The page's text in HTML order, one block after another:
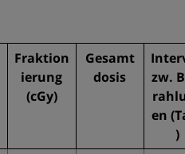
Fraktion
ierung
(cGy)
Gesamt
dosis
zw.
en
)